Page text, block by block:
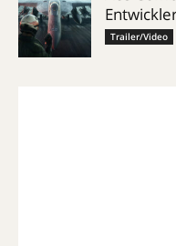
Trailer/Video